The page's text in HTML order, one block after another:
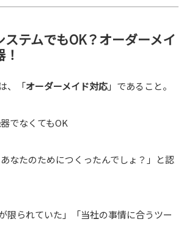
ステムでもOK？オーダーメイ
、「オーダーメイド対応」であること。
でなくてもOK
なたのためにつくったんでしょ？」と認
限られていた」「当社の事情に合うツー